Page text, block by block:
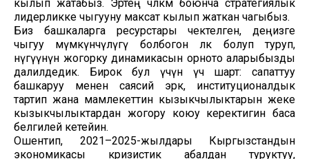
кылып жатабыз. Эртең чөлкөм боюнча стратегиялык
лидерликке чыгууну максат кылып жаткан чагыбыз.
Биз башкаларга ресурстары чектелген, деңизге
чыгуу мүмкүнчүлүгү болбогон өлкө болуп туруп,
өнүгүүнүн жогорку динамикасын орното аларыбызды
далилдедик. Бирок бул үчүн үч шарт: сапаттуу
башкаруу менен саясий эрк, институционалдык
тартип жана мамлекеттин кызыкчылыктарын жеке
кызыкчылыктардан жогору коюу керектигин баса
белгилей кетейин.
Ошентип, 2021–2025-жылдары Кыргызстандын
экономикасы кризистик абалдан туруктуу,